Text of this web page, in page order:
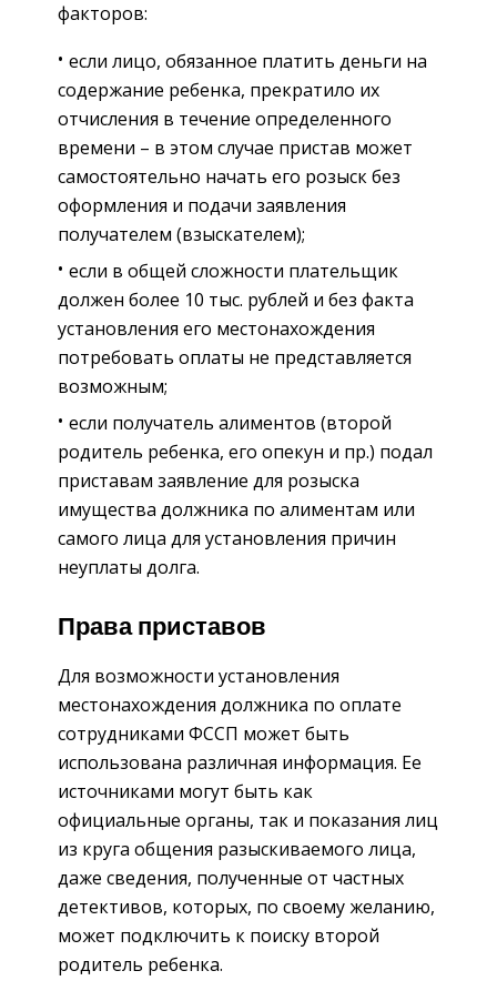
факторов:
если лицо, обязанное платить деньги на
содержание ребенка, прекратило их
отчисления в течение определенного
времени – в этом случае пристав может
самостоятельно начать его розыск без
оформления и подачи заявления
получателем (взыскателем);
если в общей сложности плательщик
должен более 10 тыс. рублей и без факта
установления его местонахождения
потребовать оплаты не представляется
возможным;
если получатель алиментов (второй
родитель ребенка, его опекун и пр.) подал
приставам заявление для розыска
имущества должника по алиментам или
самого лица для установления причин
неуплаты долга.
Права приставов
Для возможности установления
местонахождения должника по оплате
сотрудниками ФССП может быть
использована различная информация. Ее
источниками могут быть как
официальные органы, так и показания лиц
из круга общения разыскиваемого лица,
даже сведения, полученные от частных
детективов, которых, по своему желанию,
может подключить к поиску второй
родитель ребенка.